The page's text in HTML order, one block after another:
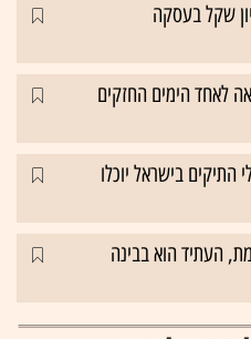
עמלה של 10 מיליון שקל בעסקה
לאחד הימים החזקים
בישראל יוכלו
מנכ"ל Rimini Street: “ה-ERP מת, העתיד הוא בבינה